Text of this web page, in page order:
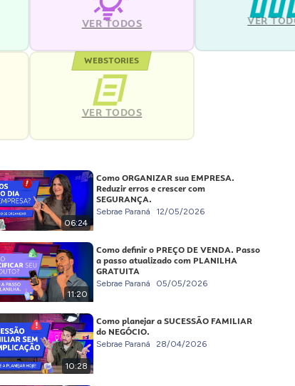
VER TODOS VER
WEBSTORIES
VER TODOS
06:24
Como ORGANIZAR sua EMPRESA.
Reduzir erros e crescer com
SEGURANÇA.
Sebrae Paraná 12/05/2026
11:20
Como definir o PREÇO DE VENDA. Passo
a passo atualizado com PLANILHA
GRATUITA
Sebrae Paraná 05/05/2026
10:28
Como planejar a SUCESSÃO FAMILIAR
do NEGÓCIO.
Sebrae Paraná 28/04/2026